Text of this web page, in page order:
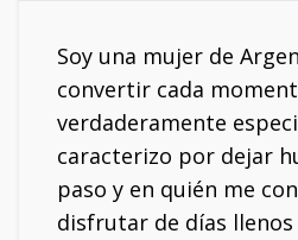
Soy una mujer de
convertir cada
verdaderamente
caracterizo por dejar
paso y en quién me
disfrutar de días